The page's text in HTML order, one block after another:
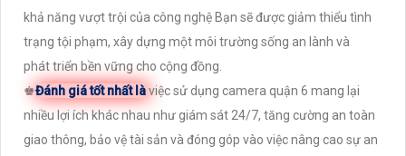
khả năng vượt trội của công nghệ Bạn sẽ được giảm thiểu tình
trạng tội phạm, xây dựng một môi trường sống an lành và
phát triển bền vững cho cộng đồng.
♚Đánh giá tốt nhất làviệc sử dụng camera quận 6 mang lại
nhiều lợi ích khác nhau như giám sát 24/7, tăng cường an toàn
giao thông, bảo vệ tài sản và đóng góp vào việc nâng cao sự an